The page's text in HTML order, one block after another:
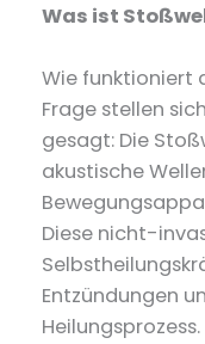
Was ist
Wie funktioniert
Frage stellen
gesagt: Die
akustische
Diese nicht-
Entzündungen